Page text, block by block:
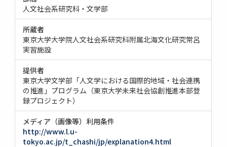
人文社会系研究科・文学部
所蔵者
東京大学大学院人文社会系研究科附属北海文化研究常呂
実習施設
提供者
東京大学文学部「人文学における国際的地域・社会連携
の推進」プログラム（東京大学未来社会協創推進本部登
録プロジェクト）
メディア（画像等）利用条件
http://www.l.u-
tokyo.ac.jp/t_chashi/jp/explanation4.html